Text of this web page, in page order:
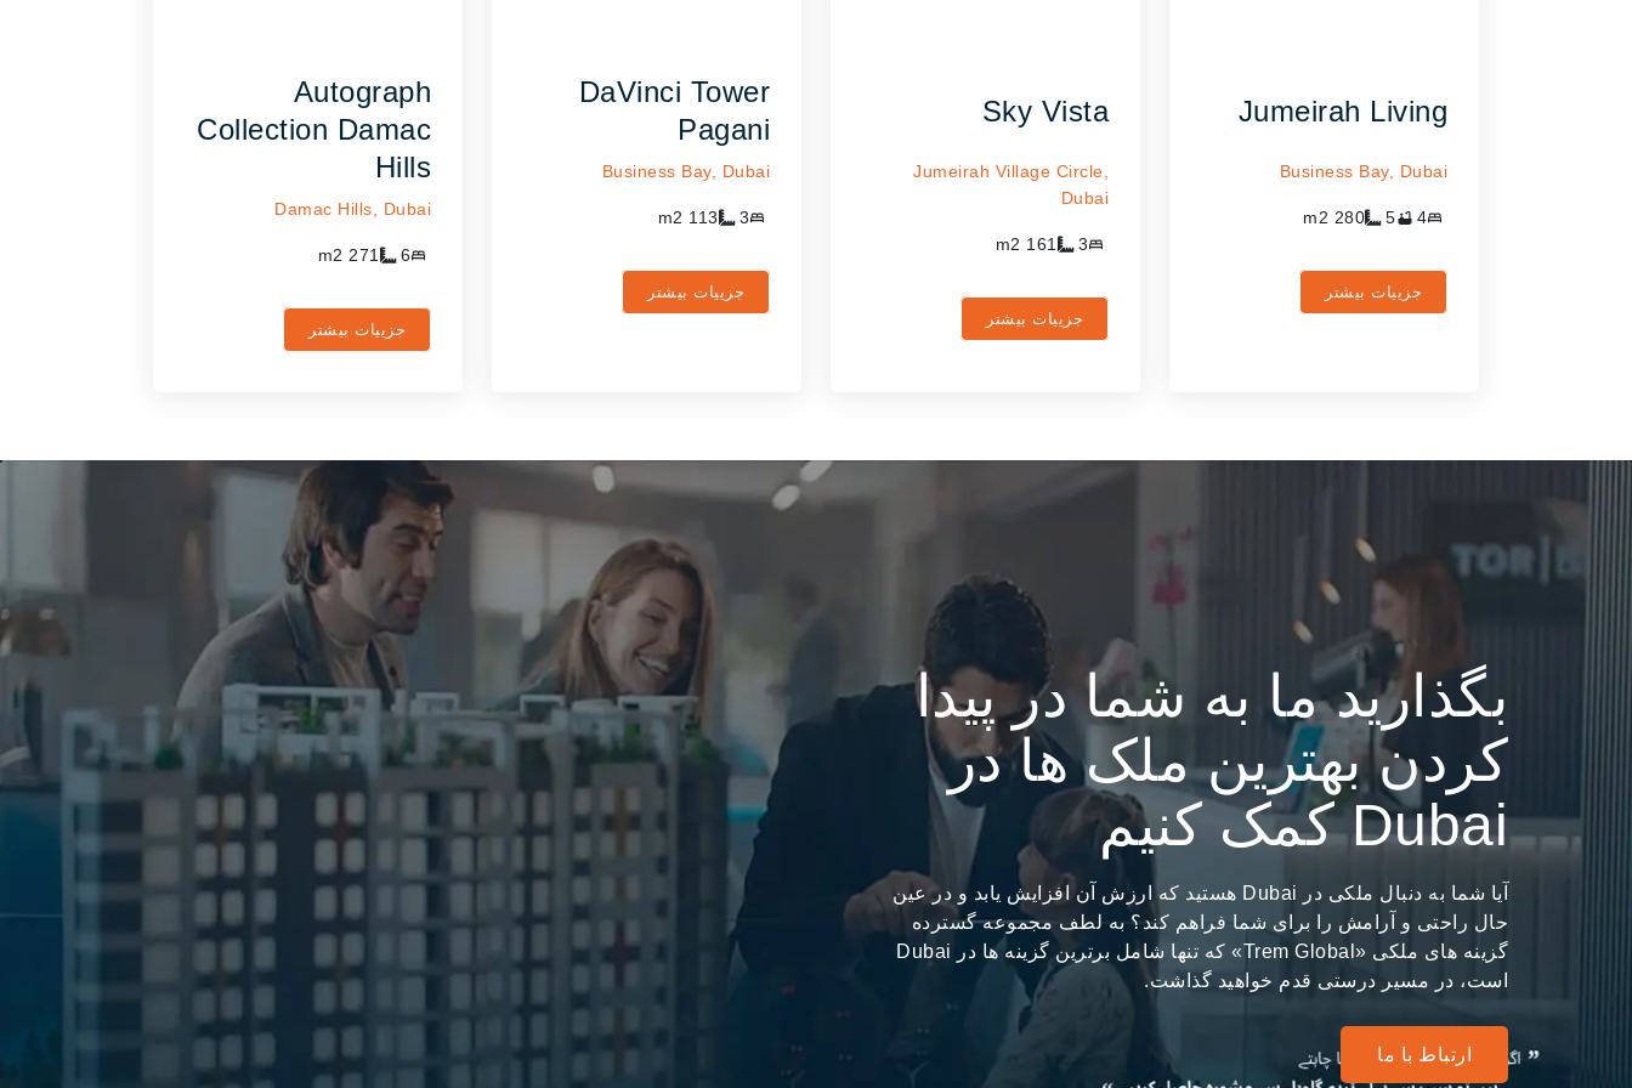
Jumeirah Living
Business Bay, Dubai
4
5
280
جزییات بیشتر
Sky Vista
Jumeirah Village Circle,
Dubai
3
161
جزییات بیشتر
DaVinci Tower
Pagani
Business Bay, Dubai
3
113
جزییات بیشتر
Autograph
Collection Damac
Hills
Damac Hills, Dubai
6
271
جزییات بیشتر
بگذارید ما به شما در پیدا
کردن بهترین ملک ها در
Dubai کمک کنیم
آیا شما به دنبال ملکی در Dubai هستید که ارزش آن افزایش یابد و در عین
حال راحتی و آرامش را برای شما فراهم کند؟ به لطف مجموعه گسترده
گزینه های ملکی «Trem Global» که تنها شامل برترین گزینه ها در Dubai
است، در مسیر درستی قدم خواهید گذاشت.
ارتباط با ما